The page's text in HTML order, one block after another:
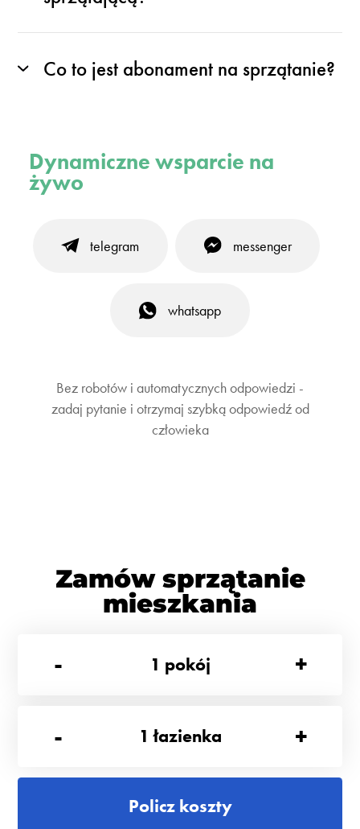
Co to jest abonament na sprzątanie?
Dynamiczne wsparcie na
żywo
telegram messenger
whatsapp
Bez robotów i automatycznych odpowiedzi -
zadaj pytanie i otrzymaj szybką odpowiedź od
człowieka
Zamów sprzątanie
mieszkania
-
1 pokój +
- 1 łazienka +
Policz koszty